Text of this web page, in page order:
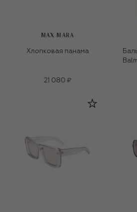
MAX MARA
Хлопковая панама
21 080 ₽